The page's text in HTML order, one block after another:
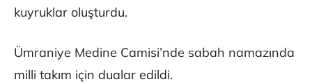
kuyruklar oluşturdu.
Ümraniye Medine Camisi’nde sabah namazında
milli takım için dualar edildi.